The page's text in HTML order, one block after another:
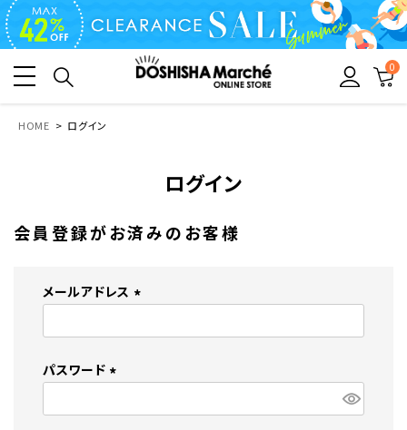
0
HOME ログイン
ログイン
会員登録がお済みのお客様
メールアドレス
必
パスワード
必